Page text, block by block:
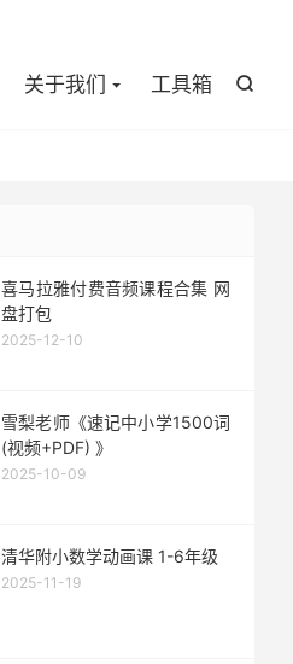

关于我们 工具箱
喜马拉雅付费音频课程合集 网
盘打包
2025-12-10
雪梨老师《速记中小学1500词
(视频+PDF) 》
2025-10-09
清华附小数学动画课 1-6年级
2025-11-19